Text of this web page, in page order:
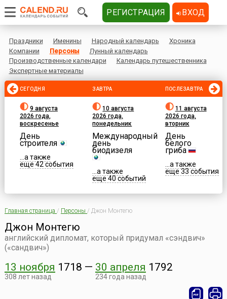
Праздники Именины Народный календарь
Хроника
Компании
Персоны
Лунный календарь
Производственные календари
Календарь путешественника
Экспертные материалы
СЕГОДНЯ
9 августа
2026 года,
воскресенье
День
строителя
...а также
еще 42 события
ЗАВТРА
10 августа
2026 года,
понедельник
Международный
день
биодизеля
...а также
еще 40 событий
ПОСЛЕЗАВТРА
11 августа
2026 года,
вторник
День
белого
гриба
...а также
еще 33 события
Главная страница / Персоны / Джон Монтегю
Джон Монтегю
английский дипломат, который придумал «сэндвич»
(«сандвич»)
13 ноября 1718
308 лет назад
— 30 апреля 1792
234 года назад
РЕГИСТРАЦИЯ ВХОД